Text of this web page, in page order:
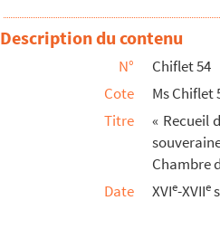
Description du contenu
N°
Chiflet 54
Cote
Ms Chiflet
Titre
« Recueil
Chambre
Date
XVIe-XVIIe